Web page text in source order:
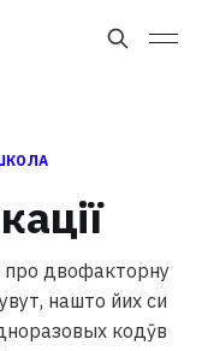
про двофакторну
нашто йих си
кодӯв